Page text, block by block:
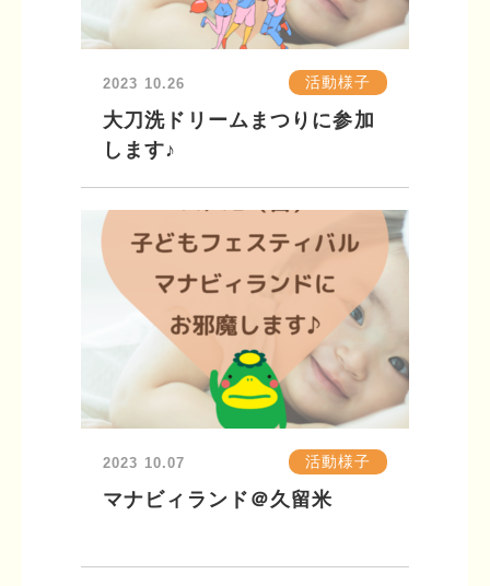
2023 10.26 活動様子
大刀洗ドリームまつりに参加
します♪
2023 10.07 活動様子
マナビィランド＠久留米